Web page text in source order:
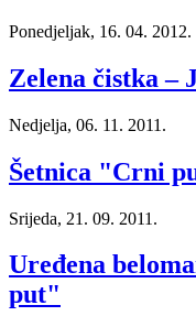
Ponedjeljak, 16. 04. 2012.
Zelena čistka –
Nedjelja, 06. 11. 2011.
Šetnica "Crni
Srijeda, 21. 09. 2011.
Uređena
put"